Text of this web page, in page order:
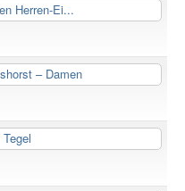
Herren-Ei...
– Damen